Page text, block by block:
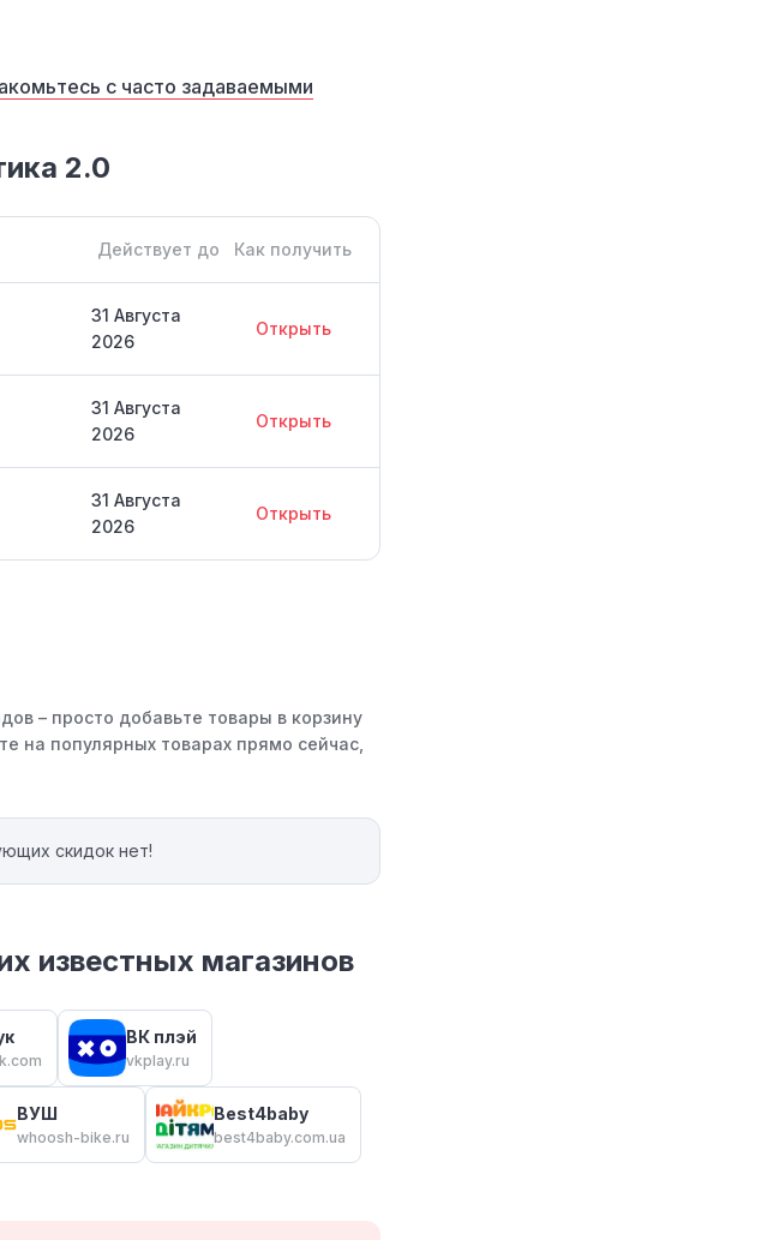
с часто задаваемыми
2.0
Действует до Как получить
31 Августа
2026
Открыть
31 Августа
2026
Открыть
31 Августа
2026
Открыть
– просто добавьте товары в корзину
на популярных товарах прямо сейчас,
скидок нет!
известных магазинов
ВК плэй
vkplay.ru
ВУШ
whoosh-bike.ru
Best4baby
best4baby.com.ua